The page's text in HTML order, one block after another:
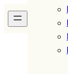
Zum
Inhalt